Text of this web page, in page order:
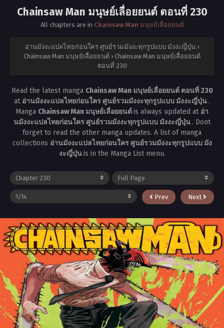
Chainsaw Man มนุษย์เลื่อยยนต์ ตอนที่ 230
All chapters are in Chainsaw Man มนุษย์เลื่อยยนต์
อ่านมังงะแปลไทยก่อนใคร ศูนย์รวมมังงะทุกรูปแบบ มังงะญี่ปุ่น ›
Chainsaw Man มนุษย์เลื่อยยนต์ › Chainsaw Man มนุษย์เลื่อยยนต์
ตอนที่ 230
Read the latest manga Chainsaw Man มนุษย์เลื่อยยนต์ ตอนที่ 230
at อ่านมังงะแปลไทยก่อนใคร ศูนย์รวมมังงะทุกรูปแบบ มังงะญี่ปุ่น .
Manga Chainsaw Man มนุษย์เลื่อยยนต์is always updated at อ่า
นมังงะแปลไทยก่อนใคร ศูนย์รวมมังงะทุกรูปแบบ มังงะญี่ปุ่น . Dont
forget to read the other manga updates. A list of manga
collections อ่านมังงะแปลไทยก่อนใคร ศูนย์รวมมังงะทุกรูปแบบ มัง
งะญี่ปุ่นis in the Manga List menu.
Prev Next